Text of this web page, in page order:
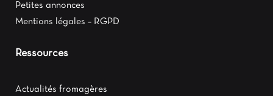
Petites annonces
Mentions légales – RGPD
Ressources
Actualités fromagères